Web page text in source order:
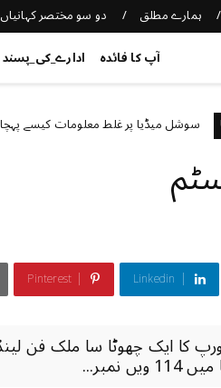
ہمارے مطلق دو سو مختصر کہانیاں
آپ کا فائدہ ادارے_کی_پسند
پر غلط معلومات کیسے پہچانیں؟
Linkedin
Pinterest
نمبر...